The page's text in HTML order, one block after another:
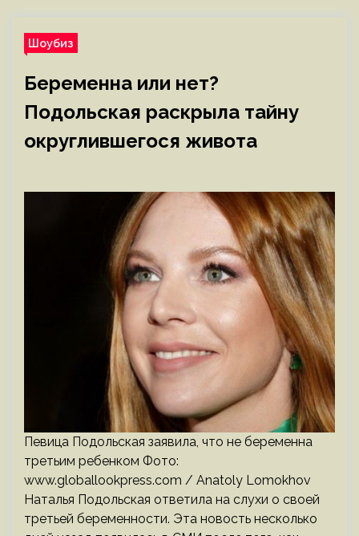
Шоубиз
Беременна или нет?
Подольская раскрыла тайну
округлившегося живота
Певица Подольская заявила, что не беременна
третьим ребенком Фото:
www.globallookpress.com / Anatoly Lomokhov
Наталья Подольская ответила на слухи о своей
третьей беременности. Эта новость несколько